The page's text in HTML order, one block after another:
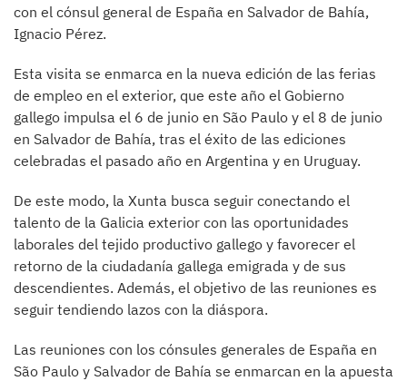
con el cónsul general de España en Salvador de Bahía,
Ignacio Pérez.
Esta visita se enmarca en la nueva edición de las ferias
de empleo en el exterior, que este año el Gobierno
gallego impulsa el 6 de junio en São Paulo y el 8 de junio
en Salvador de Bahía, tras el éxito de las ediciones
celebradas el pasado año en Argentina y en Uruguay.
De este modo, la Xunta busca seguir conectando el
talento de la Galicia exterior con las oportunidades
laborales del tejido productivo gallego y favorecer el
retorno de la ciudadanía gallega emigrada y de sus
descendientes. Además, el objetivo de las reuniones es
seguir tendiendo lazos con la diáspora.
Las reuniones con los cónsules generales de España en
São Paulo y Salvador de Bahía se enmarcan en la apuesta